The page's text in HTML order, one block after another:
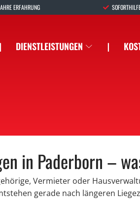
ERFAHRUNG
❘ DIENSTLEISTUNGEN ❘
in Paderborn –
Vermieter oder
gerade nach längeren